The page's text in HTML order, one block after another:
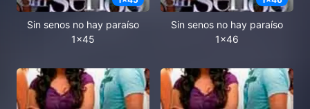
Sin senos no hay paraíso
1x45
Sin senos no hay paraíso
1x46